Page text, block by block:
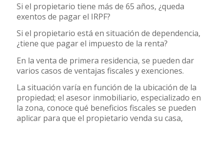
Si el propietario tiene más de 65 años, ¿queda
exentos de pagar el IRPF?
Si el propietario está en situación de dependencia,
¿tiene que pagar el impuesto de la renta?
En la venta de primera residencia, se pueden dar
varios casos de ventajas fiscales y exenciones.
La situación varía en función de la ubicación de la
propiedad; el asesor inmobiliario, especializado en
la zona, conoce qué beneficios fiscales se pueden
aplicar para que el propietario venda su casa,